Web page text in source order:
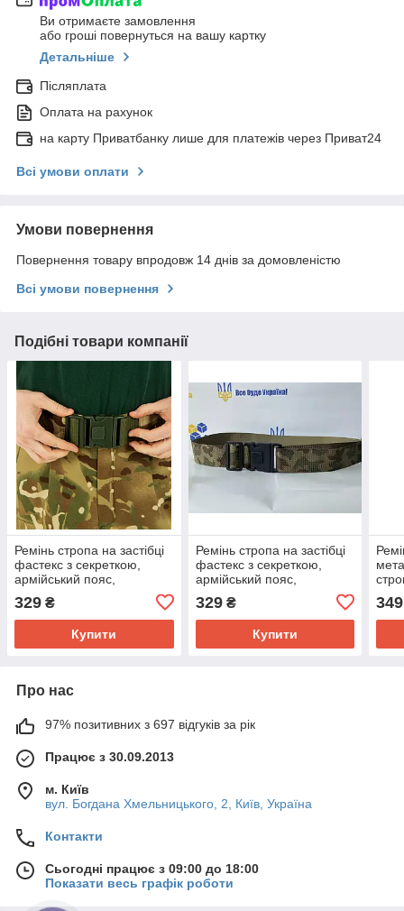
Ви отримаєте замовлення
або гроші повернуться на вашу картку
Детальніше
Післяплата
Оплата на рахунок
на карту Приватбанку лише для платежів через Приват24
Всі умови оплати
Умови повернення
Повернення товару впродовж 14 днів за домовленістю
Всі умови повернення
Подібні товари компанії
Ремінь стропа на застібці
фастекс з секреткою,
армійський пояс,
військовий, ширина 50 мм,
довжина 112 см колір
олива
329 ₴
Купити
Ремінь стропа на застібці
фастекс з секреткою,
армійський пояс,
військовий, ширина 50 мм,
довжина 140 см колір
Атакс
329₴
Купити
349
Про нас
97% позитивних з 697 відгуків за рік
Працює з 30.09.2013
м. Київ
вул. Богдана Хмельницького, 2, Київ, Україна
Контакти
Сьогодні працює з 09:00 до 18:00
Показати весь графік роботи